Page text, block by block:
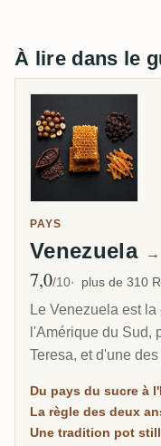
À lire dans le
PAYS
Venezuela →
Note moyenne
7,0/10 plus de 310
Le Venezuela est
l'Amérique du Sud,
Teresa, et d'une
seulement par
miel de canne,
Du pays du sucre à
La règle des deux
Une tradition pot